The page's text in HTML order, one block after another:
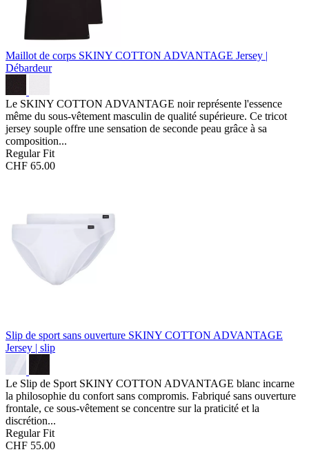
Maillot de corps SKINY COTTON ADVANTAGE Jersey |
Débardeur
Le SKINY COTTON ADVANTAGE noir représente l'essence
même du sous-vêtement masculin de qualité supérieure. Ce tricot
jersey souple offre une sensation de seconde peau grâce à sa
composition...
Regular Fit
CHF 65.00
Slip de sport sans ouverture SKINY COTTON ADVANTAGE
Jersey | slip
Le Slip de Sport SKINY COTTON ADVANTAGE blanc incarne
la philosophie du confort sans compromis. Fabriqué sans ouverture
frontale, ce sous-vêtement se concentre sur la praticité et la
discrétion...
Regular Fit
CHF 55.00